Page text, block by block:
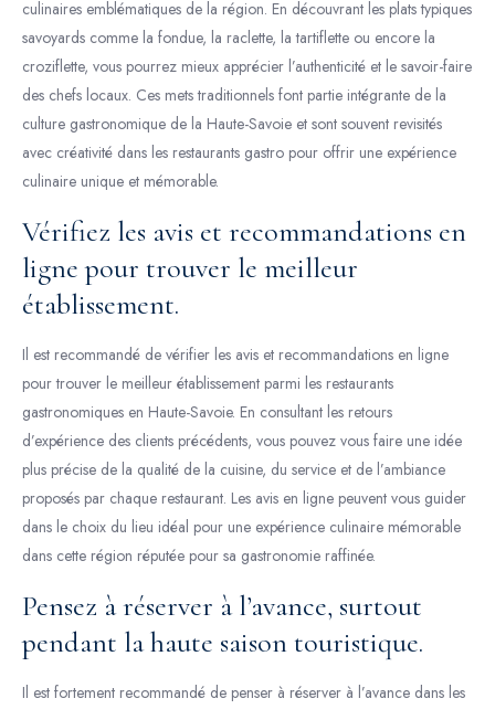
culinaires emblématiques de la région. En découvrant les plats typiques
savoyards comme la fondue, la raclette, la tartiflette ou encore la
croziflette, vous pourrez mieux apprécier l’authenticité et le savoir-faire
des chefs locaux. Ces mets traditionnels font partie intégrante de la
culture gastronomique de la Haute-Savoie et sont souvent revisités
avec créativité dans les restaurants gastro pour offrir une expérience
culinaire unique et mémorable.
Vérifiez les avis et recommandations en
ligne pour trouver le meilleur
établissement.
Il est recommandé de vérifier les avis et recommandations en ligne
pour trouver le meilleur établissement parmi les restaurants
gastronomiques en Haute-Savoie. En consultant les retours
d’expérience des clients précédents, vous pouvez vous faire une idée
plus précise de la qualité de la cuisine, du service et de l’ambiance
proposés par chaque restaurant. Les avis en ligne peuvent vous guider
dans le choix du lieu idéal pour une expérience culinaire mémorable
dans cette région réputée pour sa gastronomie raffinée.
Pensez à réserver à l’avance, surtout
pendant la haute saison touristique.
Il est fortement recommandé de penser à réserver à l’avance dans les